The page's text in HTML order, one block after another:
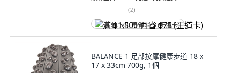
(2)
满 $1,500 再省 $75 (王道卡)
BALANCE 1 足部按摩健康步道 18 x
17 x 33cm 700g, 1個